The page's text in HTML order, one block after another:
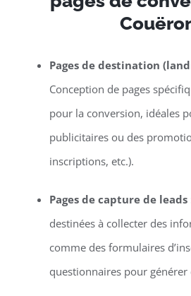
Pages de destination
Conception de pages
pour la conversion, idéales
publicitaires ou des
inscriptions, etc.).
Pages de capture de leads
destinées à collecter des
comme des formulaires
questionnaires pour générer